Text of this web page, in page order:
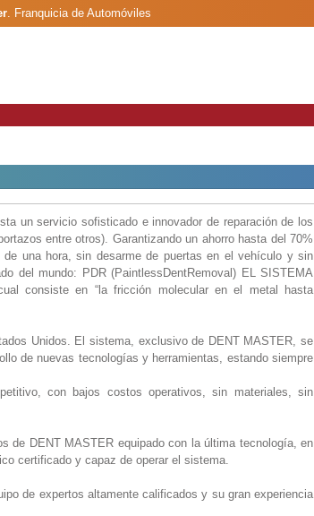
. Franquicia de Automóviles
un servicio sofisticado e innovador de reparación de los
entre otros). Garantizando un ahorro hasta del 70%
una hora, sin desarme de puertas en el vehículo y sin
del mundo: PDR (PaintlessDentRemoval) EL SISTEMA
consiste en “la fricción molecular en el metal hasta
Unidos. El sistema, exclusivo de DENT MASTER, se
de nuevas tecnologías y herramientas, estando siempre
con bajos costos operativos, sin materiales, sin
de DENT MASTER equipado con la última tecnología, en
certificado y capaz de operar el sistema.
de expertos altamente calificados y su gran experiencia